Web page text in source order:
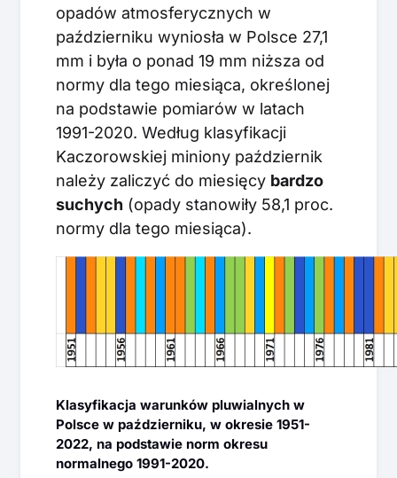
opadów atmosferycznych w
październiku wyniosła w Polsce 27,1
mm i była o ponad 19 mm niższa od
normy dla tego miesiąca, określonej
na podstawie pomiarów w latach
1991-2020. Według klasyfikacji
Kaczorowskiej miniony październik
należy zaliczyć do miesięcy bardzo
suchych (opady stanowiły 58,1 proc.
normy dla tego miesiąca).
Klasyfikacja warunków pluwialnych w
Polsce w październiku, w okresie 1951-
2022, na podstawie norm okresu
normalnego 1991-2020.